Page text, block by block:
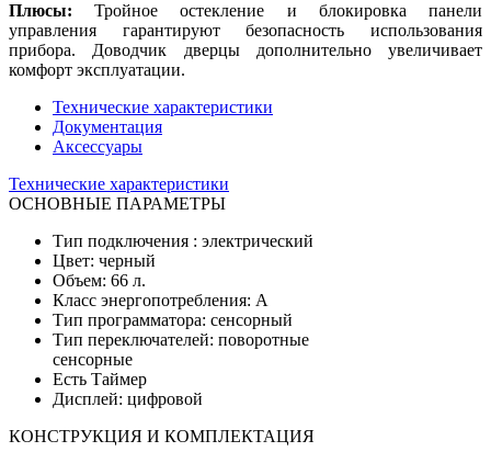
Плюсы:Тройное остекление и блокировка панели
управления гарантируют безопасность использования
прибора. Доводчик дверцы дополнительно увеличивает
комфорт эксплуатации.
Технические характеристики
Документация
Аксессуары
Технические характеристики
ОСНОВНЫЕ ПАРАМЕТРЫ
Тип подключения : электрический
Цвет: черный
Объем: 66 л.
Класс энергопотребления: А
Тип программатора: сенсорный
Тип переключателей: поворотные
сенсорные
Есть Таймер
Дисплей: цифровой
КОНСТРУКЦИЯ И КОМПЛЕКТАЦИЯ